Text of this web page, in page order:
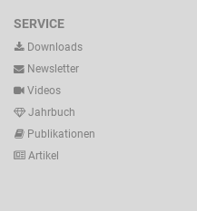
SERVICE
Downloads
Newsletter
Videos
Jahrbuch
Publikationen
Artikel